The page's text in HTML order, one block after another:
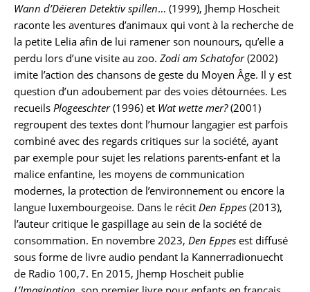
Wann d’Déieren Detektiv spillen… (1999), Jhemp Hoscheit
raconte les aventures d’animaux qui vont à la recherche de
la petite Lelia afin de lui ramener son nounours, qu’elle a
perdu lors d’une visite au zoo. Zodi am Schatofor(2002)
imite l’action des chansons de geste du Moyen Âge. Il y est
question d’un adoubement par des voies détournées. Les
recueils Plogeeschter(1996) et Wat wette mer?(2001)
regroupent des textes dont l’humour langagier est parfois
combiné avec des regards critiques sur la société, ayant
par exemple pour sujet les relations parents-enfant et la
malice enfantine, les moyens de communication
modernes, la protection de l’environnement ou encore la
langue luxembourgeoise. Dans le récit Den Eppes (2013),
l’auteur critique le gaspillage au sein de la société de
consommation. En novembre 2023, Den Eppes est diffusé
sous forme de livre audio pendant la Kannerradionuecht
de Radio 100,7. En 2015, Jhemp Hoscheit publie